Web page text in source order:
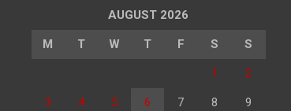
AUGUST 2026
M T W T F S S
1 2
3 4 5 6 7 8 9